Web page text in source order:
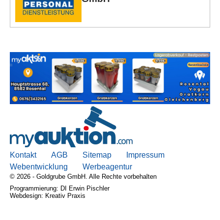
Kontakt
AGB, Nutzungsbedingungen
Kontakt AGB Sitemap
Impressum
Webentwicklung
Werbeagentur
© 2026 - Goldgrube GmbH. Alle Rechte vorbehalten
Programmierung: DI Erwin Pischler
Webdesign: Kreativ Praxis